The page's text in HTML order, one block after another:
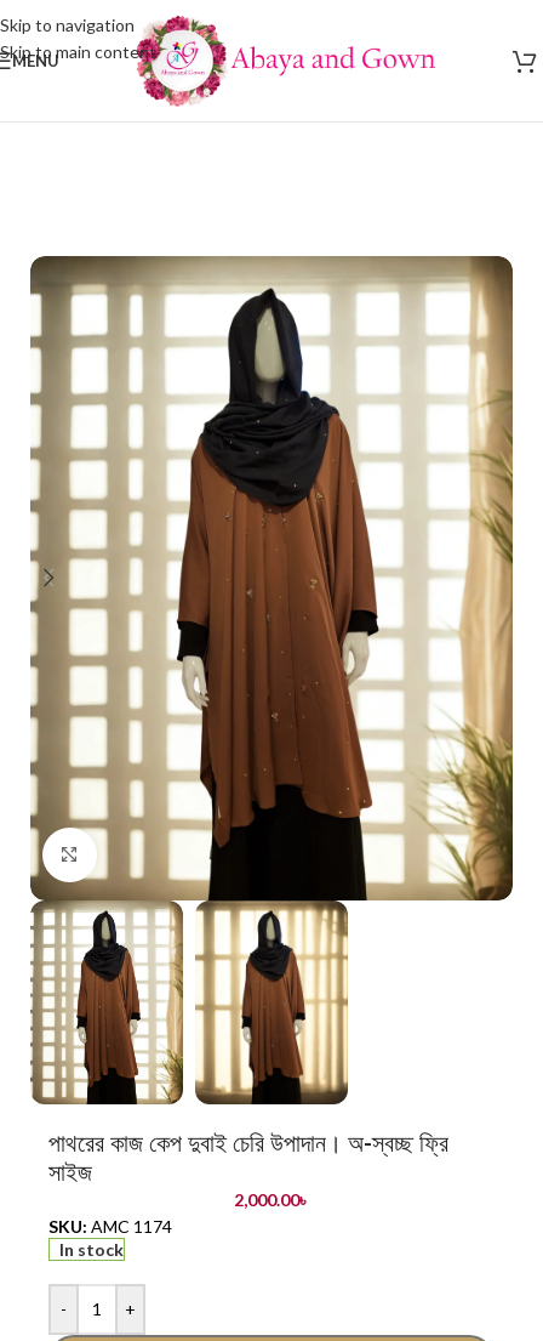
Skip to navigation
Skip to main content
MENU
Click to enlarge
পাথরের কাজ কেপ দুবাই চেরি উপাদান। অ-স্বচ্ছ ফ্রি
সাইজ
2,000.00৳
SKU: AMC 1174
In stock
- +